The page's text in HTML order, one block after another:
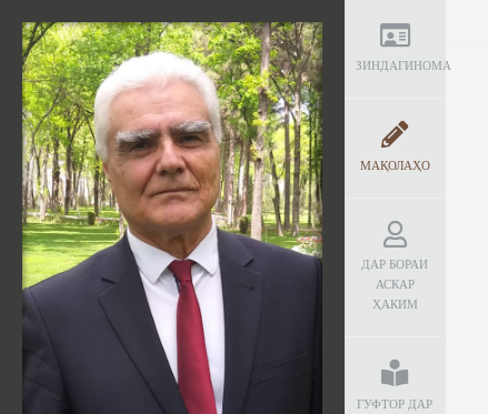
ЗИНДАГИНОМА
МАҚОЛАҲО
ДАР БОРАИ
АСКАР
ҲАКИМ
ГУФТОР ДАР